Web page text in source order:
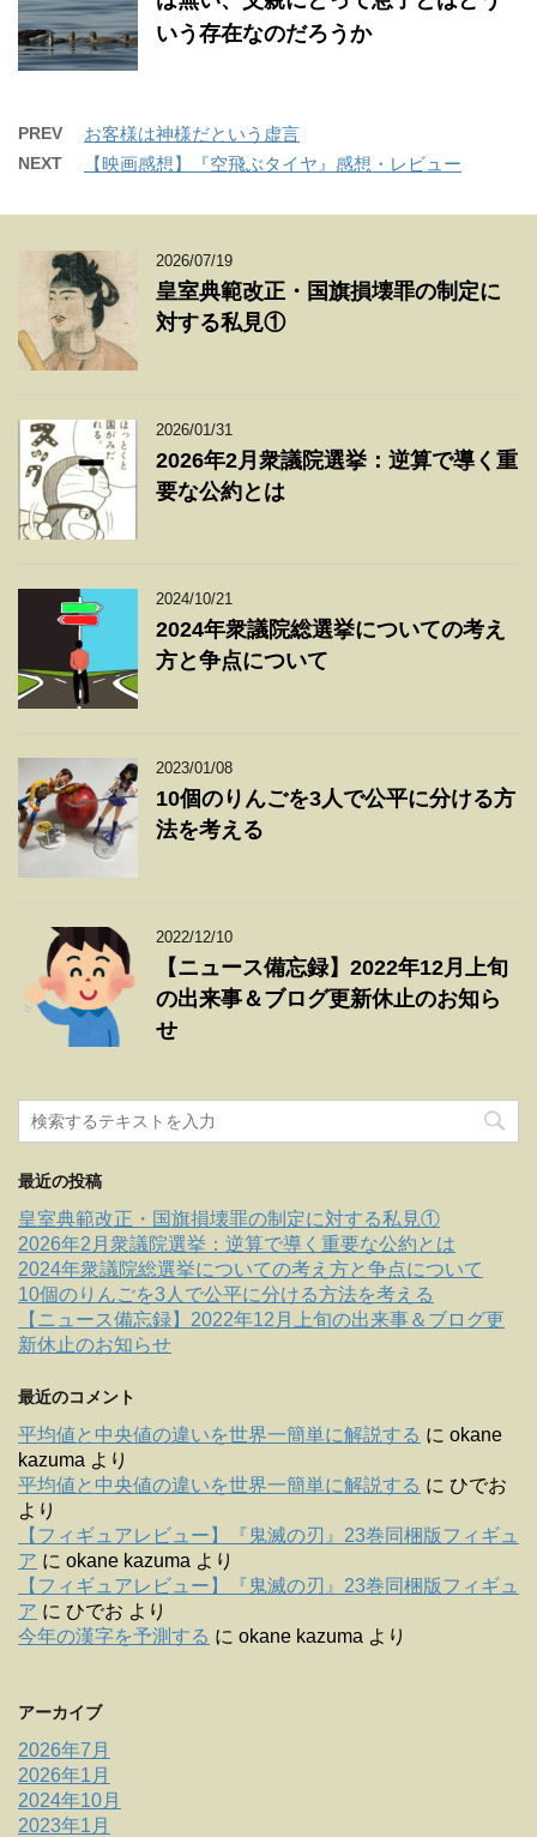
いう存在なのだろうか
PREV お客様は神様だという虚言
NEXT 【映画感想】『空飛ぶタイヤ』感想・レビュー
2026/07/19
皇室典範改正・国旗損壊罪の制定に
対する私見①
2026/01/31
2026年2月衆議院選挙：逆算で導く重
要な公約とは
2024/10/21
2024年衆議院総選挙についての考え
方と争点について
2023/01/08
10個のりんごを3人で公平に分ける方
法を考える
2022/12/10
【ニュース備忘録】2022年12月上旬
の出来事＆ブログ更新休止のお知ら
せ
最近の投稿
皇室典範改正・国旗損壊罪の制定に対する私見①
2026年2月衆議院選挙：逆算で導く重要な公約とは
2024年衆議院総選挙についての考え方と争点について
10個のりんごを3人で公平に分ける方法を考える
【ニュース備忘録】2022年12月上旬の出来事＆ブログ更
新休止のお知らせ
最近のコメント
平均値と中央値の違いを世界一簡単に解説する に okane
kazuma より
平均値と中央値の違いを世界一簡単に解説する に ひでお
より
【フィギュアレビュー】『鬼滅の刃』23巻同梱版フィギュ
ア に okane kazuma より
【フィギュアレビュー】『鬼滅の刃』23巻同梱版フィギュ
ア に ひでお より
今年の漢字を予測する に okane kazuma より
アーカイブ
2026年7月
2026年1月
2024年10月
2023年1月